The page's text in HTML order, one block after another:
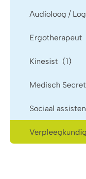
Audioloog /
Ergotherapeut
Kinesist (1)
Medisch
Sociaal